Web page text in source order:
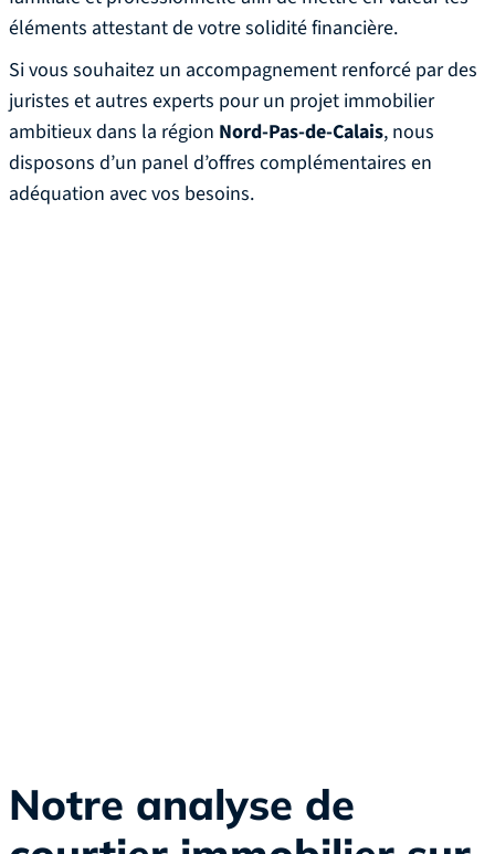
éléments attestant de votre solidité financière.
Si vous souhaitez un accompagnement renforcé par des
juristes et autres experts pour un projet immobilier
ambitieux dans la région Nord-Pas-de-Calais, nous
disposons d’un panel d’offres complémentaires en
adéquation avec vos besoins.
Notre analyse de